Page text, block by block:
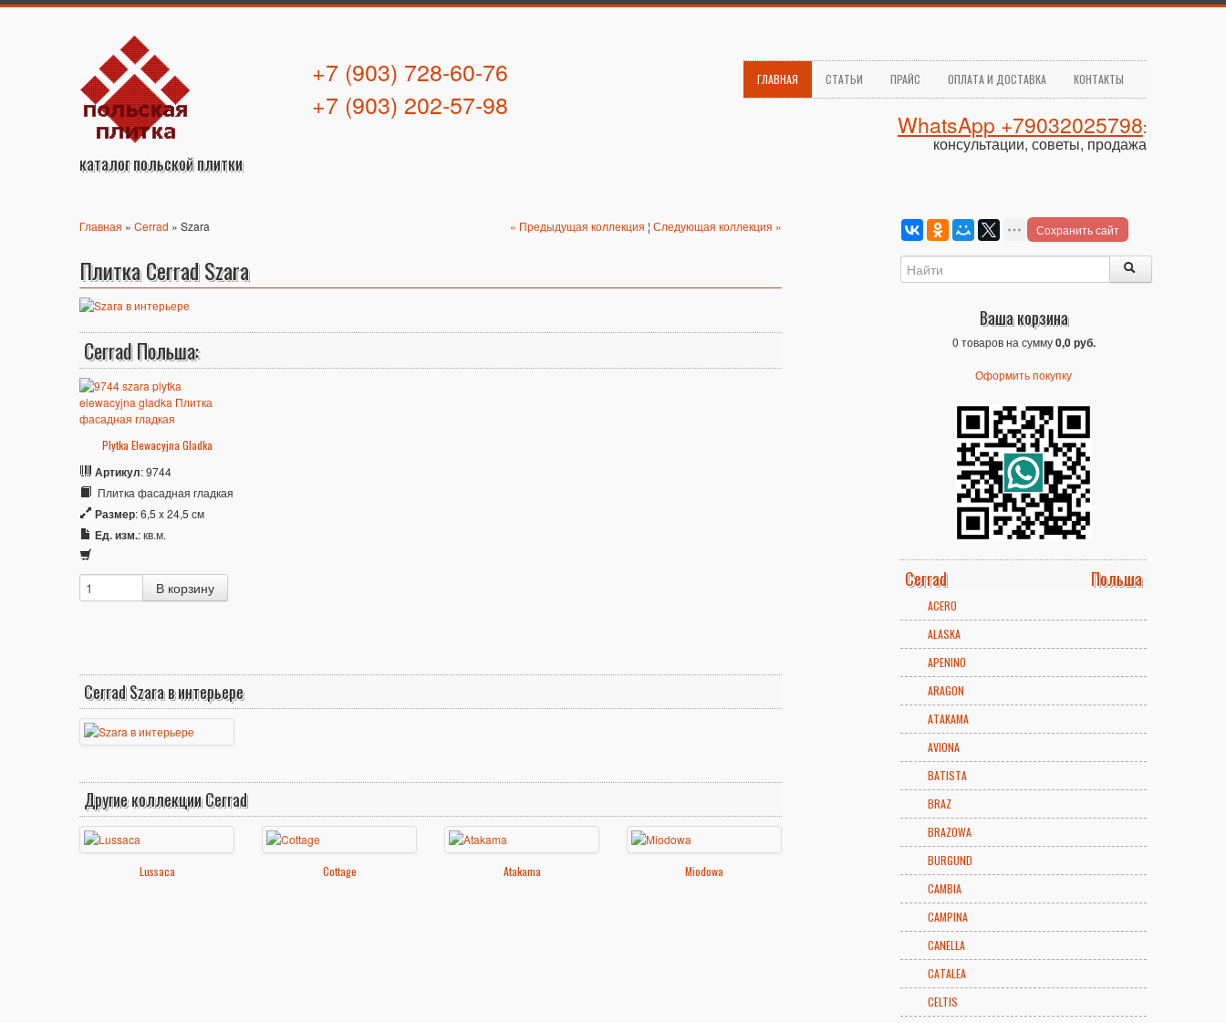
каталог польской плитки
+7 (903) 728-60-76
+7 (903) 202-57-98
ГЛАВНАЯ СТАТЬИ ПРАЙС ОПЛАТА И ДОСТАВКА КОНТАКТЫ
WhatsApp +79032025798:
консультации, советы, продажа
Главная » Cerrad » Szara « Предыдущая коллекция ¦ Следующая коллекция »
Плитка Cerrad Szara
Cerrad Польша:
Plytka Elewacyjna Gladka
Артикул: 9744
Плитка фасадная гладкая
Размер: 6,5 x 24,5 см
Ед. изм.: кв.м.
Cerrad Szara в интерьере
Другие коллекции Cerrad
Lussaca Cottage Atakama Miodowa
Сохранить сайт
Ваша корзина
0 товаров на сумму0,0 руб.
Оформить покупку
Cerrad Польша
ACERO
ALASKA
APENINO
ARAGON
ATAKAMA
AVIONA
BATISTA
BRAZ
BRAZOWA
BURGUND
CAMBIA
CAMPINA
CANELLA
CATALEA
CELTIS